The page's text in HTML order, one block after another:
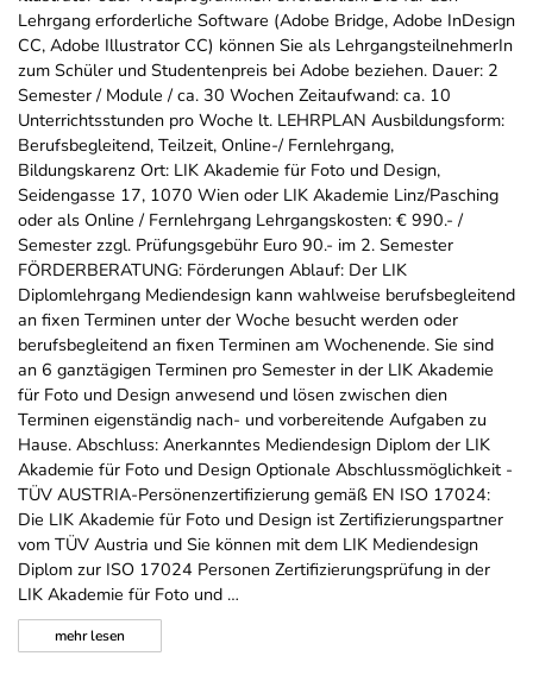
Lehrgang erforderliche Software (Adobe Bridge, Adobe InDesign
CC, Adobe Illustrator CC) können Sie als LehrgangsteilnehmerIn
zum Schüler und Studentenpreis bei Adobe beziehen. Dauer: 2
Semester / Module / ca. 30 Wochen Zeitaufwand: ca. 10
Unterrichtsstunden pro Woche lt. LEHRPLAN Ausbildungsform:
Berufsbegleitend, Teilzeit, Online-/ Fernlehrgang,
Bildungskarenz Ort: LIK Akademie für Foto und Design,
Seidengasse 17, 1070 Wien oder LIK Akademie Linz/Pasching
oder als Online / Fernlehrgang Lehrgangskosten: € 990.- /
Semester zzgl. Prüfungsgebühr Euro 90.- im 2. Semester
FÖRDERBERATUNG: Förderungen Ablauf: Der LIK
Diplomlehrgang Mediendesign kann wahlweise berufsbegleitend
an fixen Terminen unter der Woche besucht werden oder
berufsbegleitend an fixen Terminen am Wochenende. Sie sind
an 6 ganztägigen Terminen pro Semester in der LIK Akademie
für Foto und Design anwesend und lösen zwischen dien
Terminen eigenständig nach- und vorbereitende Aufgaben zu
Hause. Abschluss: Anerkanntes Mediendesign Diplom der LIK
Akademie für Foto und Design Optionale Abschlussmöglichkeit -
TÜV AUSTRIA-Persönenzertifizierung gemäß EN ISO 17024:
Die LIK Akademie für Foto und Design ist Zertifizierungspartner
vom TÜV Austria und Sie können mit dem LIK Mediendesign
Diplom zur ISO 17024 Personen Zertifizierungsprüfung in der
LIK Akademie für Foto und …
mehrlesen